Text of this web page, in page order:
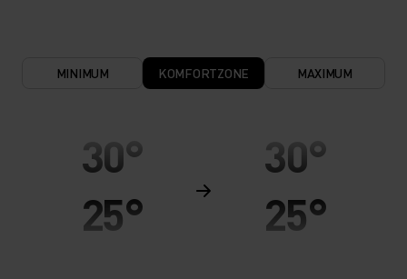
MINIMUM KOMFORTZONE MAXIMUM
30°
25°
30°
25°